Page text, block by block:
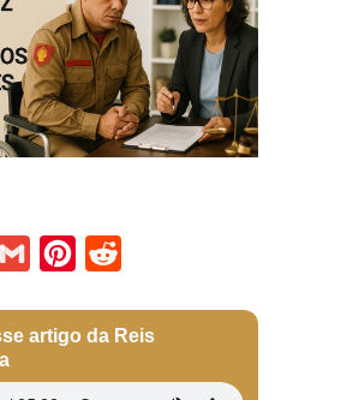
artigo da Reis